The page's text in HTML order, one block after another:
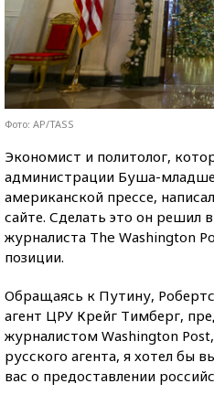
Фото: AP/TASS
Экономист и политолог,
администрации Буша-
американской прессе,
сайте. Сделать это он решил
журналиста The Washington
позиции.
Обращаясь к Путину,
агент ЦРУ Крейг Тимберг,
журналистом Washington
русского агента, я хотел бы
вас о предоставлении